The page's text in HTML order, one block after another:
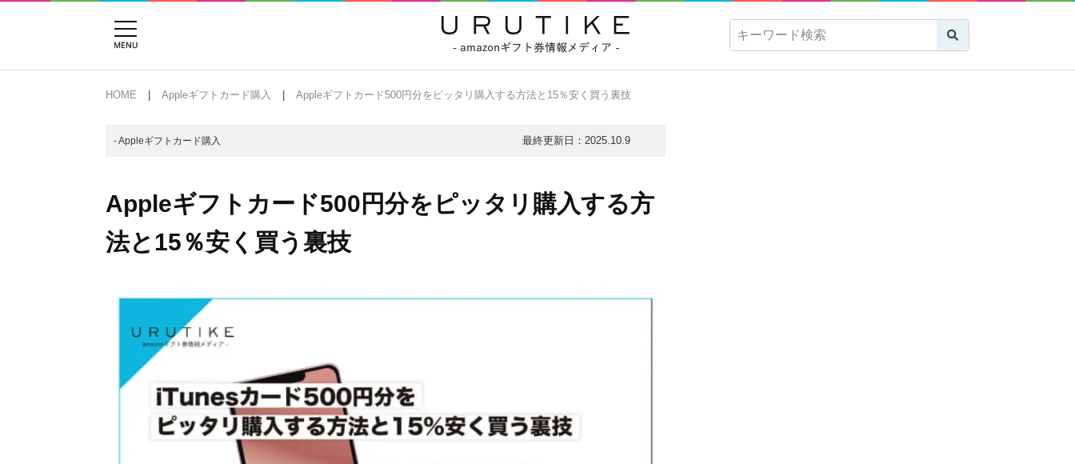
HOME Appleギフトカード購入 Appleギフトカード500円分をピッタリ購入する方法と15％安く買う裏技
- Appleギフトカード購入 最終更新日： 2025.10.9
Appleギフトカード500円分をピッタリ購入する方
法と15％安く買う裏技